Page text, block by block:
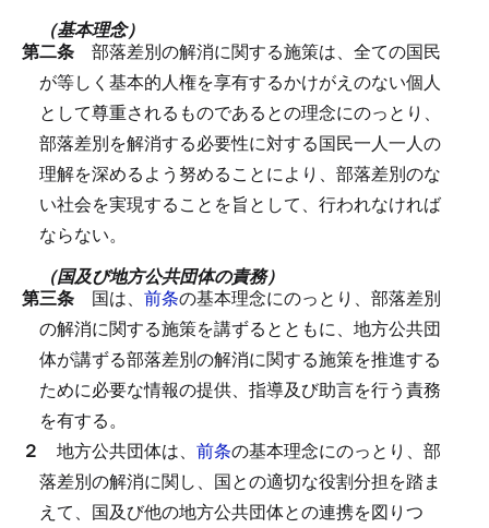
（基本理念）
第二条 部落差別の解消に関する施策は、全ての国民
が等しく基本的人権を享有するかけがえのない個人
として尊重されるものであるとの理念にのっとり、
部落差別を解消する必要性に対する国民一人一人の
理解を深めるよう努めることにより、部落差別のな
い社会を実現することを旨として、行われなければ
ならない。
（国及び地方公共団体の責務）
第三条 国は、 前条の基本理念にのっとり、部落差別
の解消に関する施策を講ずるとともに、地方公共団
体が講ずる部落差別の解消に関する施策を推進する
ために必要な情報の提供、指導及び助言を行う責務
を有する。
２ 地方公共団体は、 前条の基本理念にのっとり、部
落差別の解消に関し、国との適切な役割分担を踏ま
えて、国及び他の地方公共団体との連携を図りつ